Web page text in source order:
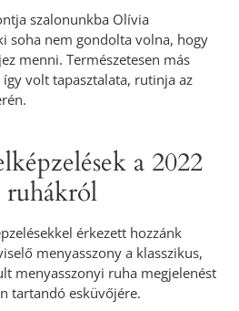
szalonunkba Olívia
soha nem gondolta volna, hogy
menni. Természetesen más
volt tapasztalata, rutinja az
a 2022
ruhákról
érkezett hozzánk
menyasszony a klasszikus,
menyasszonyi ruha megjelenést
tartandó esküvőjére.